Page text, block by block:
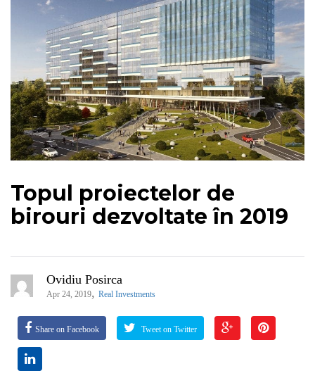
Topul proiectelor de
birouri dezvoltate în 2019
Ovidiu Posirca
Apr 24, 2019, Real Investments
Share on Facebook Tweet on Twitter